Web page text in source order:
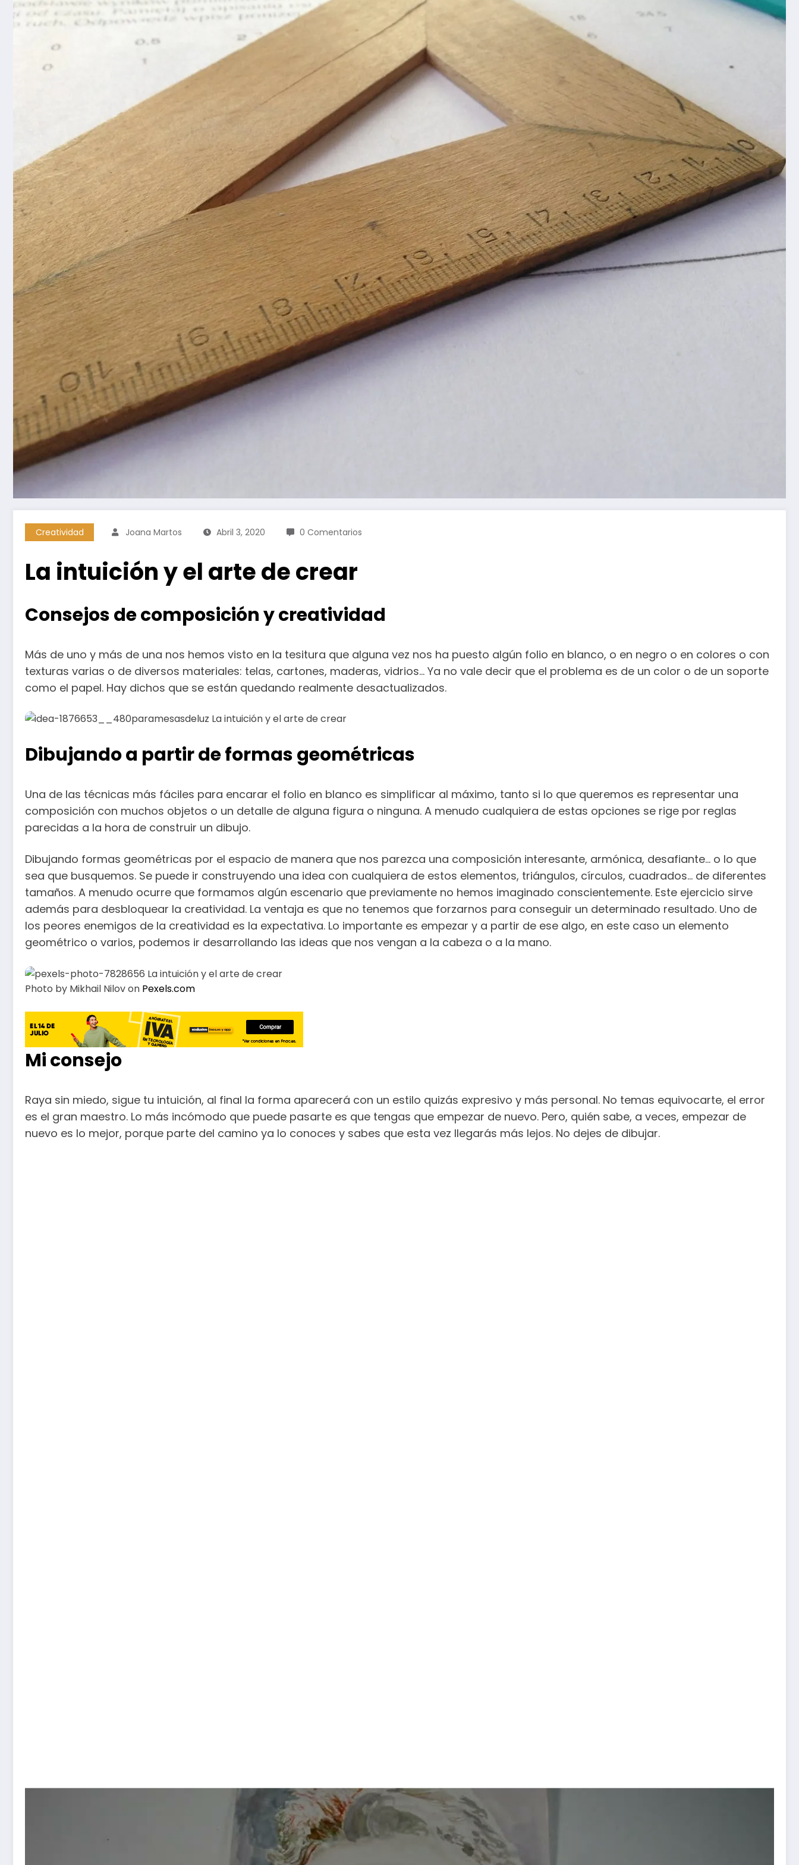
Creatividad Joana Martos Abril 3, 2020 0 Comentarios
La intuición y el arte de crear
Consejos de composición y creatividad
Más de uno y más de una nos hemos visto en la tesitura que alguna vez nos ha puesto algún folio en blanco, o en negro o en colores o con
texturas varias o de diversos materiales: telas, cartones, maderas, vidrios… Ya no vale decir que el problema es de un color o de un soporte
como el papel. Hay dichos que se están quedando realmente desactualizados.
Dibujando a partir de formas geométricas
Una de las técnicas más fáciles para encarar el folio en blanco es simplificar al máximo, tanto si lo que queremos es representar una
composición con muchos objetos o un detalle de alguna figura o ninguna. A menudo cualquiera de estas opciones se rige por reglas
parecidas a la hora de construir un dibujo.
Dibujando formas geométricas por el espacio de manera que nos parezca una composición interesante, armónica, desafiante… o lo que
sea que busquemos. Se puede ir construyendo una idea con cualquiera de estos elementos, triángulos, círculos, cuadrados… de diferentes
tamaños. A menudo ocurre que formamos algún escenario que previamente no hemos imaginado conscientemente. Este ejercicio sirve
además para desbloquear la creatividad. La ventaja es que no tenemos que forzarnos para conseguir un determinado resultado. Uno de
los peores enemigos de la creatividad es la expectativa. Lo importante es empezar y a partir de ese algo, en este caso un elemento
geométrico o varios, podemos ir desarrollando las ideas que nos vengan a la cabeza o a la mano.
Photo by Mikhail Nilov on Pexels.com
Mi consejo
Raya sin miedo, sigue tu intuición, al final la forma aparecerá con un estilo quizás expresivo y más personal. No temas equivocarte, el error
es el gran maestro. Lo más incómodo que puede pasarte es que tengas que empezar de nuevo. Pero, quién sabe, a veces, empezar de
nuevo es lo mejor, porque parte del camino ya lo conoces y sabes que esta vez llegarás más lejos. No dejes de dibujar.